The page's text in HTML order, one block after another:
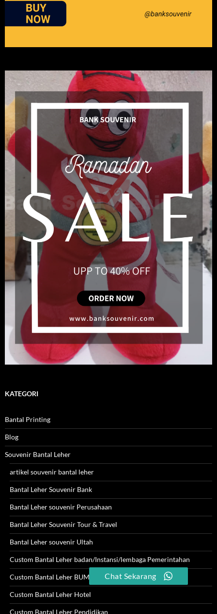
KATEGORI
Bantal Printing
Blog
Souvenir Bantal Leher
artikel souvenir bantal leher
Bantal Leher Souvenir Bank
Bantal Leher souvenir Perusahaan
Bantal Leher Souvenir Tour & Travel
Bantal Leher souvenir Ultah
Custom Bantal Leher badan/Instansi/lembaga Pemerintahan
Custom Bantal Leher BUMN
Custom Bantal Leher Hotel
Custom Bantal Leher Pendidikan
Chat Sekarang